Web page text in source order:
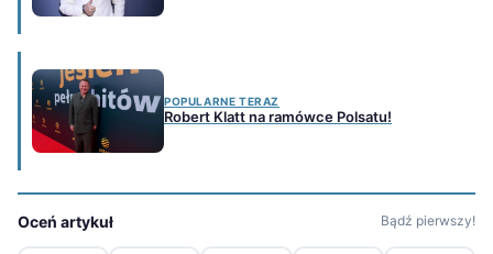
POPULARNE TERAZ
Robert Klatt na ramówce Polsatu!
Oceń artykuł Bądź pierwszy!